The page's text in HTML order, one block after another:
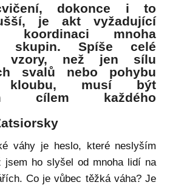
dokonce i to
je akt vyžadující
koordinaci mnoha
skupin. Spíše celé
vzory, než jen sílu
svalů nebo pohybu
kloubu, musí být
cílem každého
váhy je heslo, které neslyším
jsem ho slyšel od mnoha lidí na
Co je vůbec těžká váha? Je